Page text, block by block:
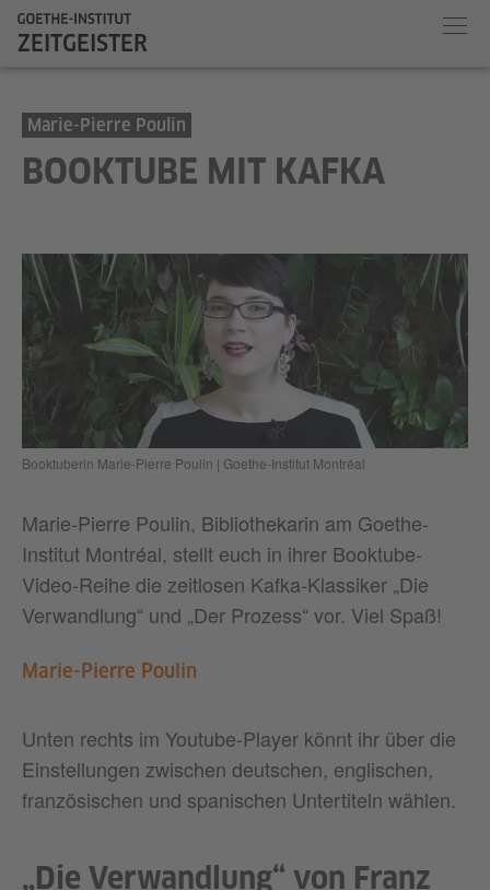
ZEITGEISTER
Marie-Pierre Poulin
BOOKTUBE MIT KAFKA
Booktuberin Marie-Pierre Poulin | Goethe-Institut Montréal
Marie-Pierre Poulin, Bibliothekarin am Goethe-
Institut Montréal, stellt euch in ihrer Booktube-
Video-Reihe die zeitlosen Kafka-Klassiker „Die
Verwandlung“ und „Der Prozess“ vor. Viel Spaß!
Marie-Pierre Poulin
Unten rechts im Youtube-Player könnt ihr über die
Einstellungen zwischen deutschen, englischen,
französischen und spanischen Untertiteln wählen.
„Die Verwandlung“ von Franz